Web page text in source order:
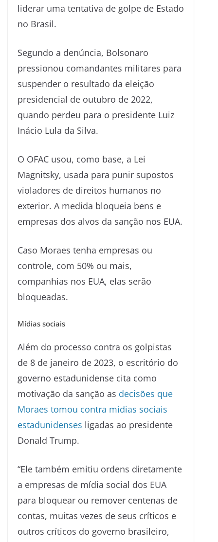
liderar uma tentativa de golpe de Estado
no Brasil.
Segundo a denúncia, Bolsonaro
pressionou comandantes militares para
suspender o resultado da eleição
presidencial de outubro de 2022,
quando perdeu para o presidente Luiz
Inácio Lula da Silva.
O OFAC usou, como base, a Lei
Magnitsky, usada para punir supostos
violadores de direitos humanos no
exterior. A medida bloqueia bens e
empresas dos alvos da sanção nos EUA.
Caso Moraes tenha empresas ou
controle, com 50% ou mais,
companhias nos EUA, elas serão
bloqueadas.
Mídias sociais
Além do processo contra os golpistas
de 8 de janeiro de 2023, o escritório do
governo estadunidense cita como
motivação da sanção as decisões que
Moraes tomou contra mídias sociais
estadunidenses ligadas ao presidente
Donald Trump.
“Ele também emitiu ordens diretamente
a empresas de mídia social dos EUA
para bloquear ou remover centenas de
contas, muitas vezes de seus críticos e
outros críticos do governo brasileiro,